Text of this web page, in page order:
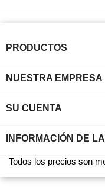
PRODUCTOS
NUESTRA EMPRESA
SU CUENTA
INFORMACIÓN DE
Todos los precios son